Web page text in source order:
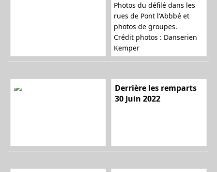
a
Photos du défilé dans les
rues de Pont l'Abbbé et
photos de groupes.
Crédit photos : Danserien
Kemper
Derrière les remparts
30 Juin 2022